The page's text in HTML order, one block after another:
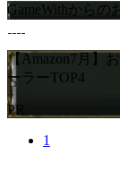
GameWithからの
【Amazon7月】
ーラーTOP4
PR
1